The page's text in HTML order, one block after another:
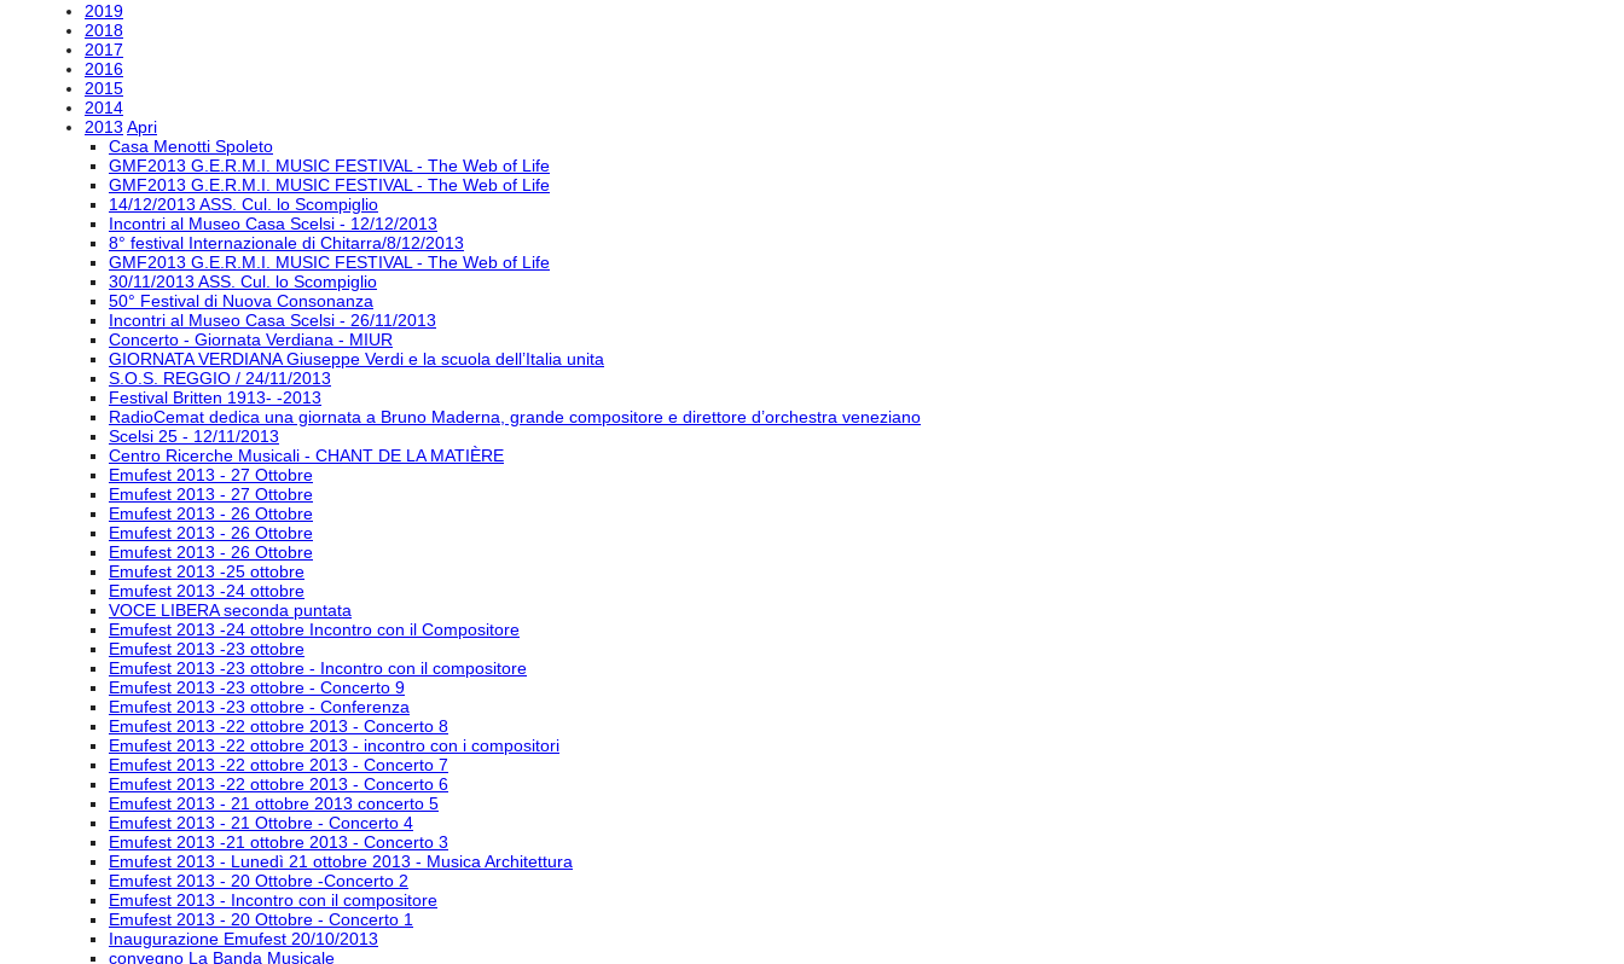
2019
2018
2017
2016
2015
2014
2013 Apri
Casa Menotti Spoleto
GMF2013 G.E.R.M.I. MUSIC FESTIVAL - The Web of Life
GMF2013 G.E.R.M.I. MUSIC FESTIVAL - The Web of Life
14/12/2013 ASS. Cul. lo Scompiglio
Incontri al Museo Casa Scelsi - 12/12/2013
8° festival Internazionale di Chitarra/8/12/2013
GMF2013 G.E.R.M.I. MUSIC FESTIVAL - The Web of Life
30/11/2013 ASS. Cul. lo Scompiglio
50° Festival di Nuova Consonanza
Incontri al Museo Casa Scelsi - 26/11/2013
Concerto - Giornata Verdiana - MIUR
GIORNATA VERDIANA Giuseppe Verdi e la scuola dell’Italia unita
S.O.S. REGGIO / 24/11/2013
Festival Britten 1913- ‐2013
RadioCemat dedica una giornata a Bruno Maderna, grande compositore e direttore d’orchestra veneziano
Scelsi 25 - 12/11/2013
Centro Ricerche Musicali - CHANT DE LA MATIÈRE
Emufest 2013 - 27 Ottobre
Emufest 2013 - 27 Ottobre
Emufest 2013 - 26 Ottobre
Emufest 2013 - 26 Ottobre
Emufest 2013 - 26 Ottobre
Emufest 2013 -25 ottobre
Emufest 2013 -24 ottobre
VOCE LIBERA seconda puntata
Emufest 2013 -24 ottobre Incontro con il Compositore
Emufest 2013 -23 ottobre
Emufest 2013 -23 ottobre - Incontro con il compositore
Emufest 2013 -23 ottobre - Concerto 9
Emufest 2013 -23 ottobre - Conferenza
Emufest 2013 -22 ottobre 2013 - Concerto 8
Emufest 2013 -22 ottobre 2013 - incontro con i compositori
Emufest 2013 -22 ottobre 2013 - Concerto 7
Emufest 2013 -22 ottobre 2013 - Concerto 6
Emufest 2013 - 21 ottobre 2013 concerto 5
Emufest 2013 - 21 Ottobre - Concerto 4
Emufest 2013 -21 ottobre 2013 - Concerto 3
Emufest 2013 - Lunedì 21 ottobre 2013 - Musica Architettura
Emufest 2013 - 20 Ottobre -Concerto 2
Emufest 2013 - Incontro con il compositore
Emufest 2013 - 20 Ottobre - Concerto 1
Inaugurazione Emufest 20/10/2013
convegno La Banda Musicale